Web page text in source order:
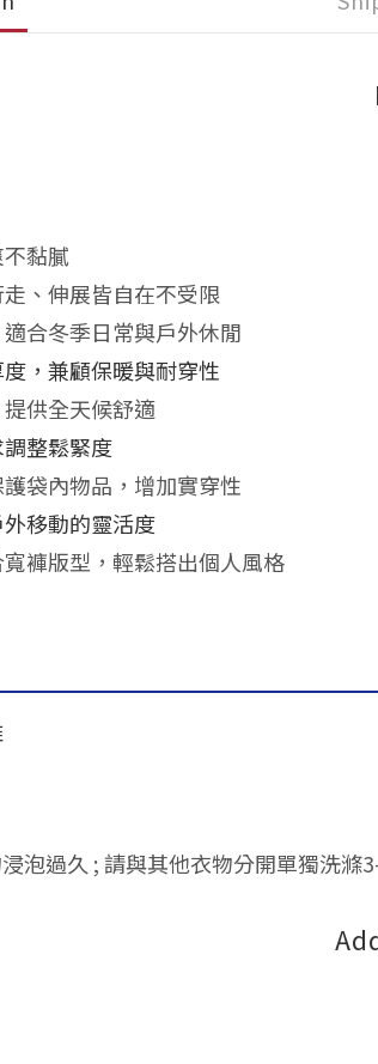
黏膩
、伸展皆自在不受限
合冬季日常與戶外休閒
，兼顧保暖與耐穿性
供全天候舒適
整鬆緊度
袋內物品，增加實穿性
移動的靈活度
褲版型，輕鬆搭出個人風格
泡過久 ; 請與其他衣物分開單獨洗滌